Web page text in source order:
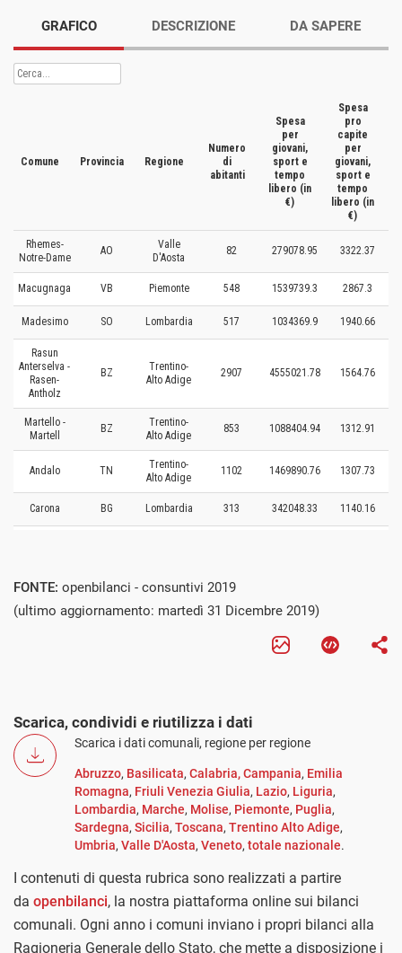
GRAFICO DESCRIZIONE DA SAPERE
FONTE: openbilanci - consuntivi 2019
(ultimo aggiornamento: martedì 31 Dicembre 2019)
Scarica, condividi e riutilizza i dati
Scarica i dati comunali, regione per regione
Abruzzo, Basilicata, Calabria,Campania, Emilia
Romagna, Friuli Venezia Giulia, Lazio, Liguria,
Lombardia, Marche, Molise, Piemonte, Puglia,
Sardegna, Sicilia, Toscana, Trentino Alto Adige,
Umbria, Valle D'Aosta, Veneto, totale nazionale.
I contenuti di questa rubrica sono realizzati a partire
da openbilanci, la nostra piattaforma online sui bilanci
comunali. Ogni anno i comuni inviano i propri bilanci alla
Ragioneria Generale dello Stato, che mette a disposizione i